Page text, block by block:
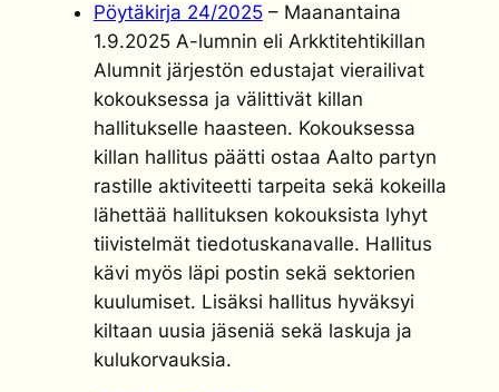
Pöytäkirja 24/2025– Maanantaina
1.9.2025 A-lumnin eli Arkktitehtikillan
Alumnit järjestön edustajat vierailivat
kokouksessa ja välittivät killan
hallitukselle haasteen. Kokouksessa
killan hallitus päätti ostaa Aalto partyn
rastille aktiviteetti tarpeita sekä kokeilla
lähettää hallituksen kokouksista lyhyt
tiivistelmät tiedotuskanavalle. Hallitus
kävi myös läpi postin sekä sektorien
kuulumiset. Lisäksi hallitus hyväksyi
kiltaan uusia jäseniä sekä laskuja ja
kulukorvauksia.